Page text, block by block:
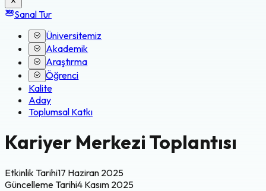
Sanal Tur
Üniversitemiz
Akademik
Araştırma
Öğrenci
Kalite
Aday
Toplumsal Katkı
Kariyer Merkezi Toplantısı
Etkinlik Tarihi17 Haziran 2025
Güncelleme Tarihi4 Kasım 2025